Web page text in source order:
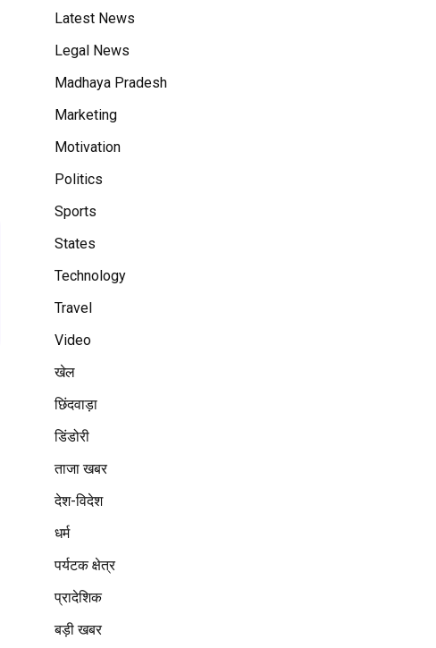
Latest News
Legal News
Madhaya Pradesh
Marketing
Motivation
Politics
Sports
States
Technology
Travel
Video
खेल
छिंदवाड़ा
डिंडोरी
ताजा खबर
देश-विदेश
धर्म
पर्यटक क्षेत्र
प्रादेशिक
बड़ी खबर